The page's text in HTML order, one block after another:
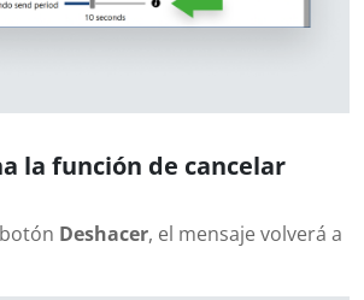
la función de cancelar
Deshacer, el mensaje volverá a